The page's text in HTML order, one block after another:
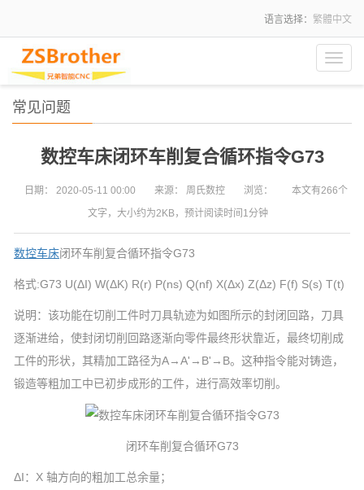
语言选择： 繁體中文
常见问题
数控车床闭环车削复合循环指令G73
日期： 2020-05-11 00:00 来源： 周氏数控 浏览：
本文有266个
文字，大小约为2KB，预计阅读时间1分钟
数控车床闭环车削复合循环指令G73
格式:G73 U(ΔI) W(ΔK) R(r) P(ns) Q(nf) X(Δx) Z(Δz) F(f) S(s) T(t)
说明：该功能在切削工件时刀具轨迹为如图所示的封闭回路，刀具
逐渐进给，使封闭切削回路逐渐向零件最终形状靠近，最终切削成
工件的形状，其精加工路径为A→A'→B'→B。这种指令能对铸造，
锻造等粗加工中已初步成形的工件，进行高效率切削。
闭环车削复合循环G73
ΔI：X 轴方向的粗加工总余量；